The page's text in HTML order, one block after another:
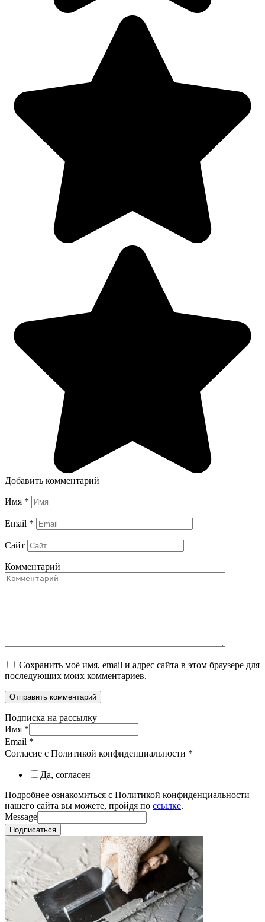
Добавить комментарий
Имя *
Email *
Сайт
Комментарий
Сохранить моё имя, email и адрес сайта в этом браузере для
последующих моих комментариев.
Подписка на рассылку
Имя *
Email *
Согласие с Политикой конфиденциальности *
Да, согласен
Подробнее ознакомиться с Политикой конфиденциальности
нашего сайта вы можете, пройдя по ссылке.
Message
Подписаться